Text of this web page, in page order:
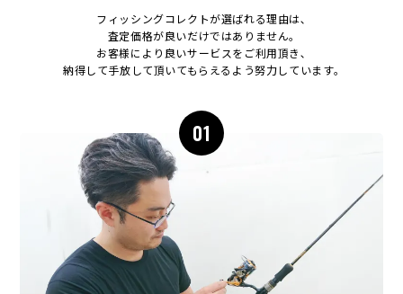
フィッシングコレクトが選ばれる理由は､
査定価格が良いだけではありません｡
お客様により良いサービスをご利用頂き､
納得して手放して頂いてもらえるよう努力しています｡
01